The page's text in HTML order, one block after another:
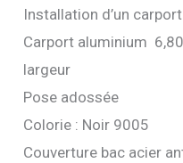
Installation d’un
Carport aluminium
largeur
Pose adossée
Colorie : Noir 9005
Couverture bac acier